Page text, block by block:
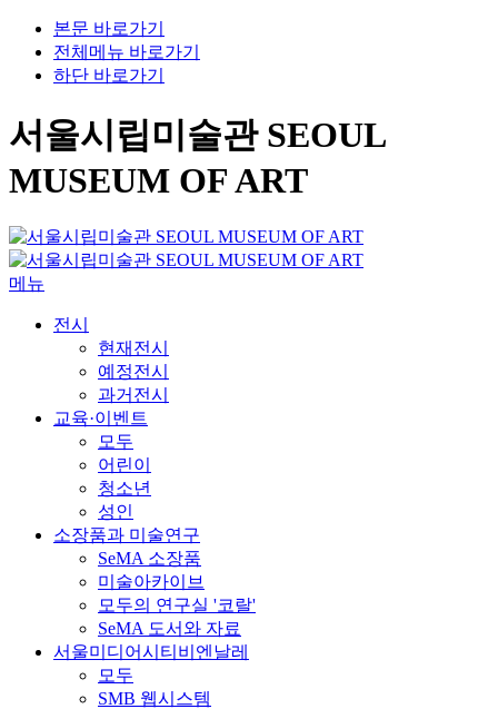
본문 바로가기
전체메뉴 바로가기
하단 바로가기
서울시립미술관 SEOUL
MUSEUM OF ART
메뉴
전시
현재전시
예정전시
과거전시
교육·이벤트
모두
어린이
청소년
성인
소장품과 미술연구
SeMA 소장품
미술아카이브
모두의 연구실 '코랄'
SeMA 도서와 자료
서울미디어시티비엔날레
모두
SMB 웹시스템